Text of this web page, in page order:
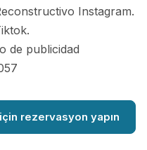
Instagram.
de publicidad
rezervasyon yapın